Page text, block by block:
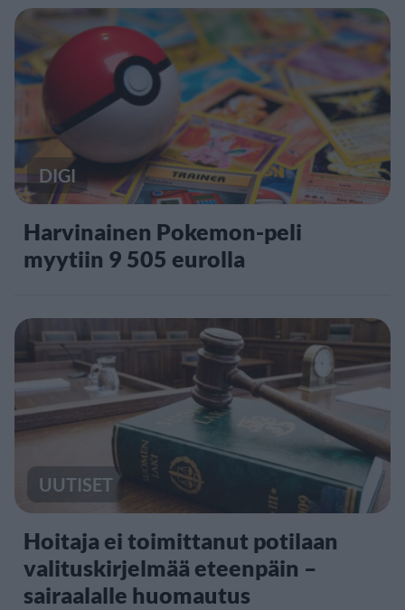
DIGI
Harvinainen Pokemon-peli
myytiin 9 505 eurolla
UUTISET
Hoitaja ei toimittanut potilaan
valituskirjelmää eteenpäin –
sairaalalle huomautus